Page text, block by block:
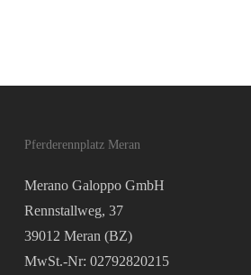
Pferderennplatz Meran
Merano Galoppo GmbH
Rennstallweg, 37
39012 Meran (BZ)
MwSt.-Nr: 02792820215